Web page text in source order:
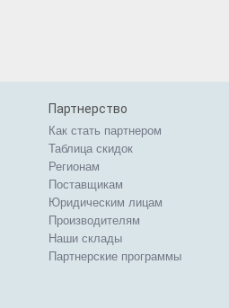
Партнерство
Как стать партнером
Таблица скидок
Регионам
Поставщикам
Юридическим лицам
Производителям
Наши склады
Партнерские программы